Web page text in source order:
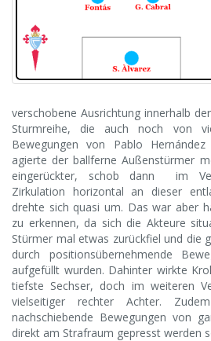
verschobene Ausrichtung innerhalb
Sturmreihe, die auch noch von
Bewegungen von Pablo
agierte der ballferne Außenstürmer
eingerückter, schob dann im
Zirkulation horizontal an dieser
drehte sich quasi um. Das war aber
zu erkennen, da sich die Akteure
Stürmer mal etwas zurückfiel und die
durch positionsübernehmende
aufgefüllt wurden. Dahinter wirkte
tiefste Sechser, doch im weiteren
vielseitiger rechter Achter.
nachschiebende Bewegungen von
direkt am Strafraum gepresst werden